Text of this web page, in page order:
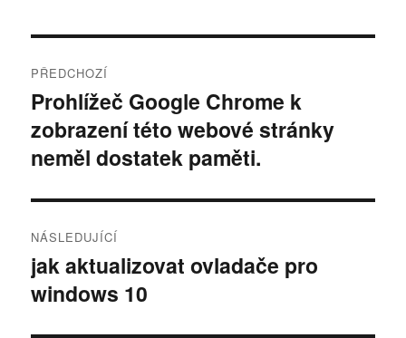
navigation
PŘEDCHOZÍ
Předchozí
příspěvek:
Prohlížeč Google Chrome k
zobrazení této webové stránky
neměl dostatek paměti.
NÁSLEDUJÍCÍ
Následující
příspěvek:
jak aktualizovat ovladače pro
windows 10